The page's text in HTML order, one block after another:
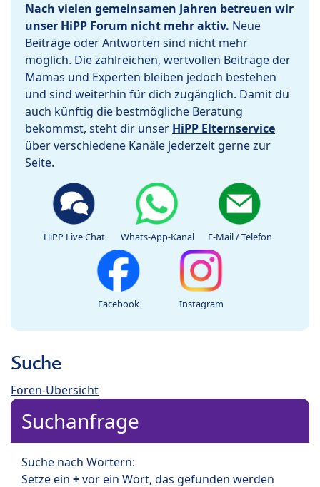
Nach vielen gemeinsamen Jahren betreuen wir
unser HiPP Forum nicht mehr aktiv. Neue
Beiträge oder Antworten sind nicht mehr
möglich. Die zahlreichen, wertvollen Beiträge der
Mamas und Experten bleiben jedoch bestehen
und sind weiterhin für dich zugänglich. Damit du
auch künftig die bestmögliche Beratung
bekommst, steht dir unser HiPP Elternservice
über verschiedene Kanäle jederzeit gerne zur
Seite.
HiPP Live Chat Whats-App-Kanal E-Mail / Telefon
Facebook Instagram
Suche
Foren-Übersicht
Suchanfrage
Suche nach Wörtern:
Setze ein +vor ein Wort, das gefunden werden